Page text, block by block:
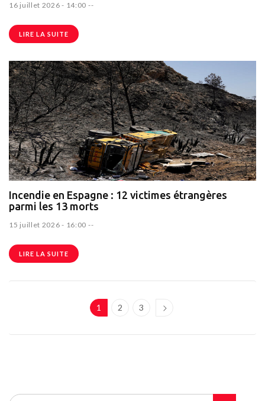
16 juillet 2026 - 14:00 --
LIRE LA SUITE
Incendie en Espagne : 12 victimes étrangères
parmi les 13 morts
15 juillet 2026 - 16:00 --
LIRE LA SUITE
1 2 3